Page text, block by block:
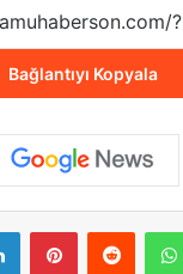
Bağlantıyı Kopyala
LinkedInPinterestReddit